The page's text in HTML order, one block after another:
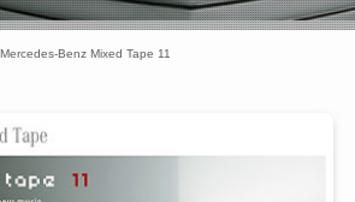
Mercedes-Benz Mixed Tape 11